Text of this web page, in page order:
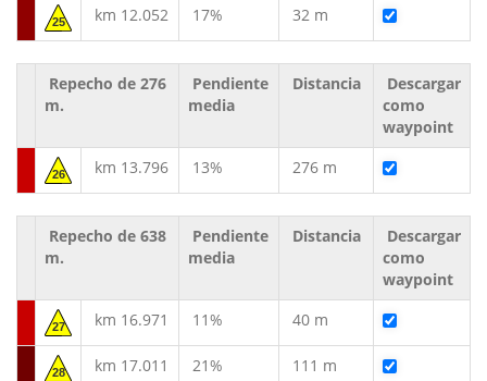
25 km 12.052 17% 32 m
Repecho de 276
m.
Pendiente
media
Distancia
Descargar
como
waypoint
26 km 13.796 13% 276 m
Repecho de 638
m.
Pendiente
media
Distancia
Descargar
como
waypoint
27 km 16.971 11% 40 m
28 km 17.011 21% 111 m